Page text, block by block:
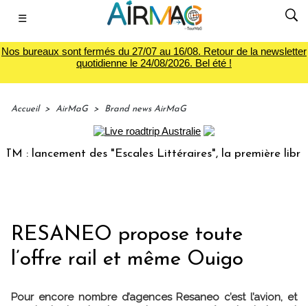
☰
Nos bureaux sont fermés du 27/07 au 16/08. Retour de la newsletter
quotidienne le 24/08/2026. Bel été !
Accueil > AirMaG > Brand news AirMaG
lancement des "Escales Littéraires", la première librairie
RESANEO propose toute
l’offre rail et même Ouigo
Pour encore nombre d’agences Resaneo c’est l’avion, et